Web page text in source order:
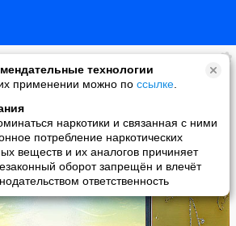
технологии
применении можно по ссылке
наркотики и связанная с ними
потребление наркотических
веществ и их аналогов причиняет
оборот запрещён и влечёт
ответственность